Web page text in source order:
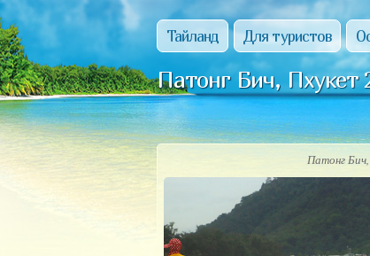
Тайланд Для туристов
Патонг Бич, Пхукет
Патонг